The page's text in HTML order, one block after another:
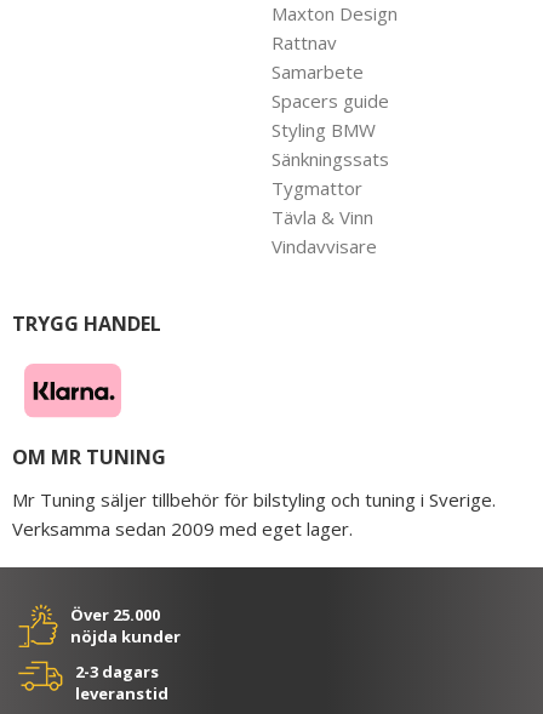
Maxton Design
Rattnav
Samarbete
Spacers guide
Styling BMW
Sänkningssats
Tygmattor
Tävla & Vinn
Vindavvisare
TRYGG HANDEL
OM MR TUNING
Mr Tuning säljer tillbehör för bilstyling och tuning i Sverige.
Verksamma sedan 2009 med eget lager.
Över 25.000
nöjda kunder
2-3 dagars
leveranstid